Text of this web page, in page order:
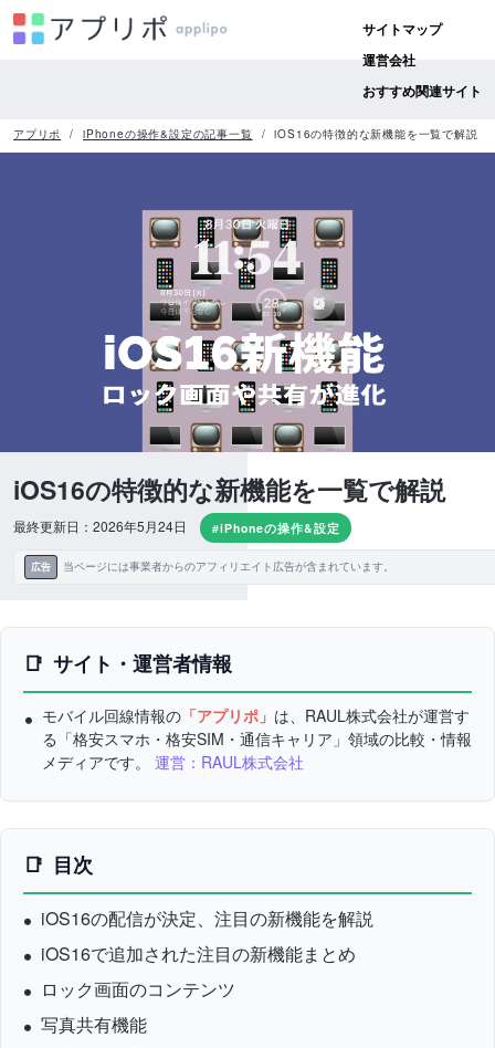
サイトマップ
運営会社
おすすめ関連サイト
アプリポ iPhoneの操作&設定の記事一覧 iOS16の特徴的な新機能を一覧で解説
iOS16の特徴的な新機能を一覧で解説
最終更新日：2026年5月24日 #iPhoneの操作&設定
広告 当ページには事業者からのアフィリエイト広告が含まれています。
サイト・運営者情報
モバイル回線情報の 「アプリポ」 は、RAUL株式会社が運営す
る「格安スマホ・格安SIM・通信キャリア」領域の比較・情報
メディアです。 運営：RAUL株式会社
目次
iOS16の配信が決定、注目の新機能を解説
iOS16で追加された注目の新機能まとめ
ロック画面のコンテンツ
写真共有機能